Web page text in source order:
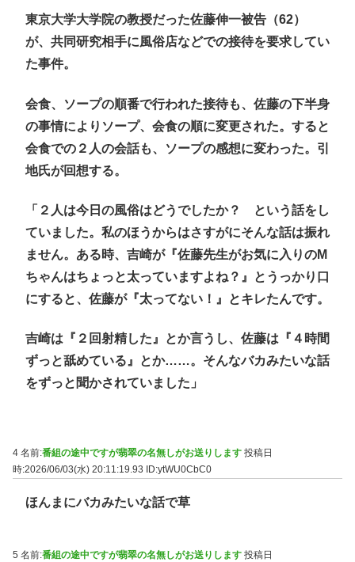
東京大学大学院の教授だった佐藤伸一被告（62）
が、共同研究相手に風俗店などでの接待を要求してい
た事件。
会食、ソープの順番で行われた接待も、佐藤の下半身
の事情によりソープ、会食の順に変更された。すると
会食での２人の会話も、ソープの感想に変わった。引
地氏が回想する。
「２人は今日の風俗はどうでしたか？ という話をし
ていました。私のほうからはさすがにそんな話は振れ
ません。ある時、吉崎が『佐藤先生がお気に入りのM
ちゃんはちょっと太っていますよね？』とうっかり口
にすると、佐藤が『太ってない！』とキレたんです。
吉崎は『２回射精した』とか言うし、佐藤は『４時間
ずっと舐めている』とか……。そんなバカみたいな話
をずっと聞かされていました」
4 名前:番組の途中ですが翡翠の名無しがお送りします 投稿日
時:2026/06/03(水) 20:11:19.93
ID:ytWU0CbC0
ほんまにバカみたいな話で草
5 名前:番組の途中ですが翡翠の名無しがお送りします 投稿日